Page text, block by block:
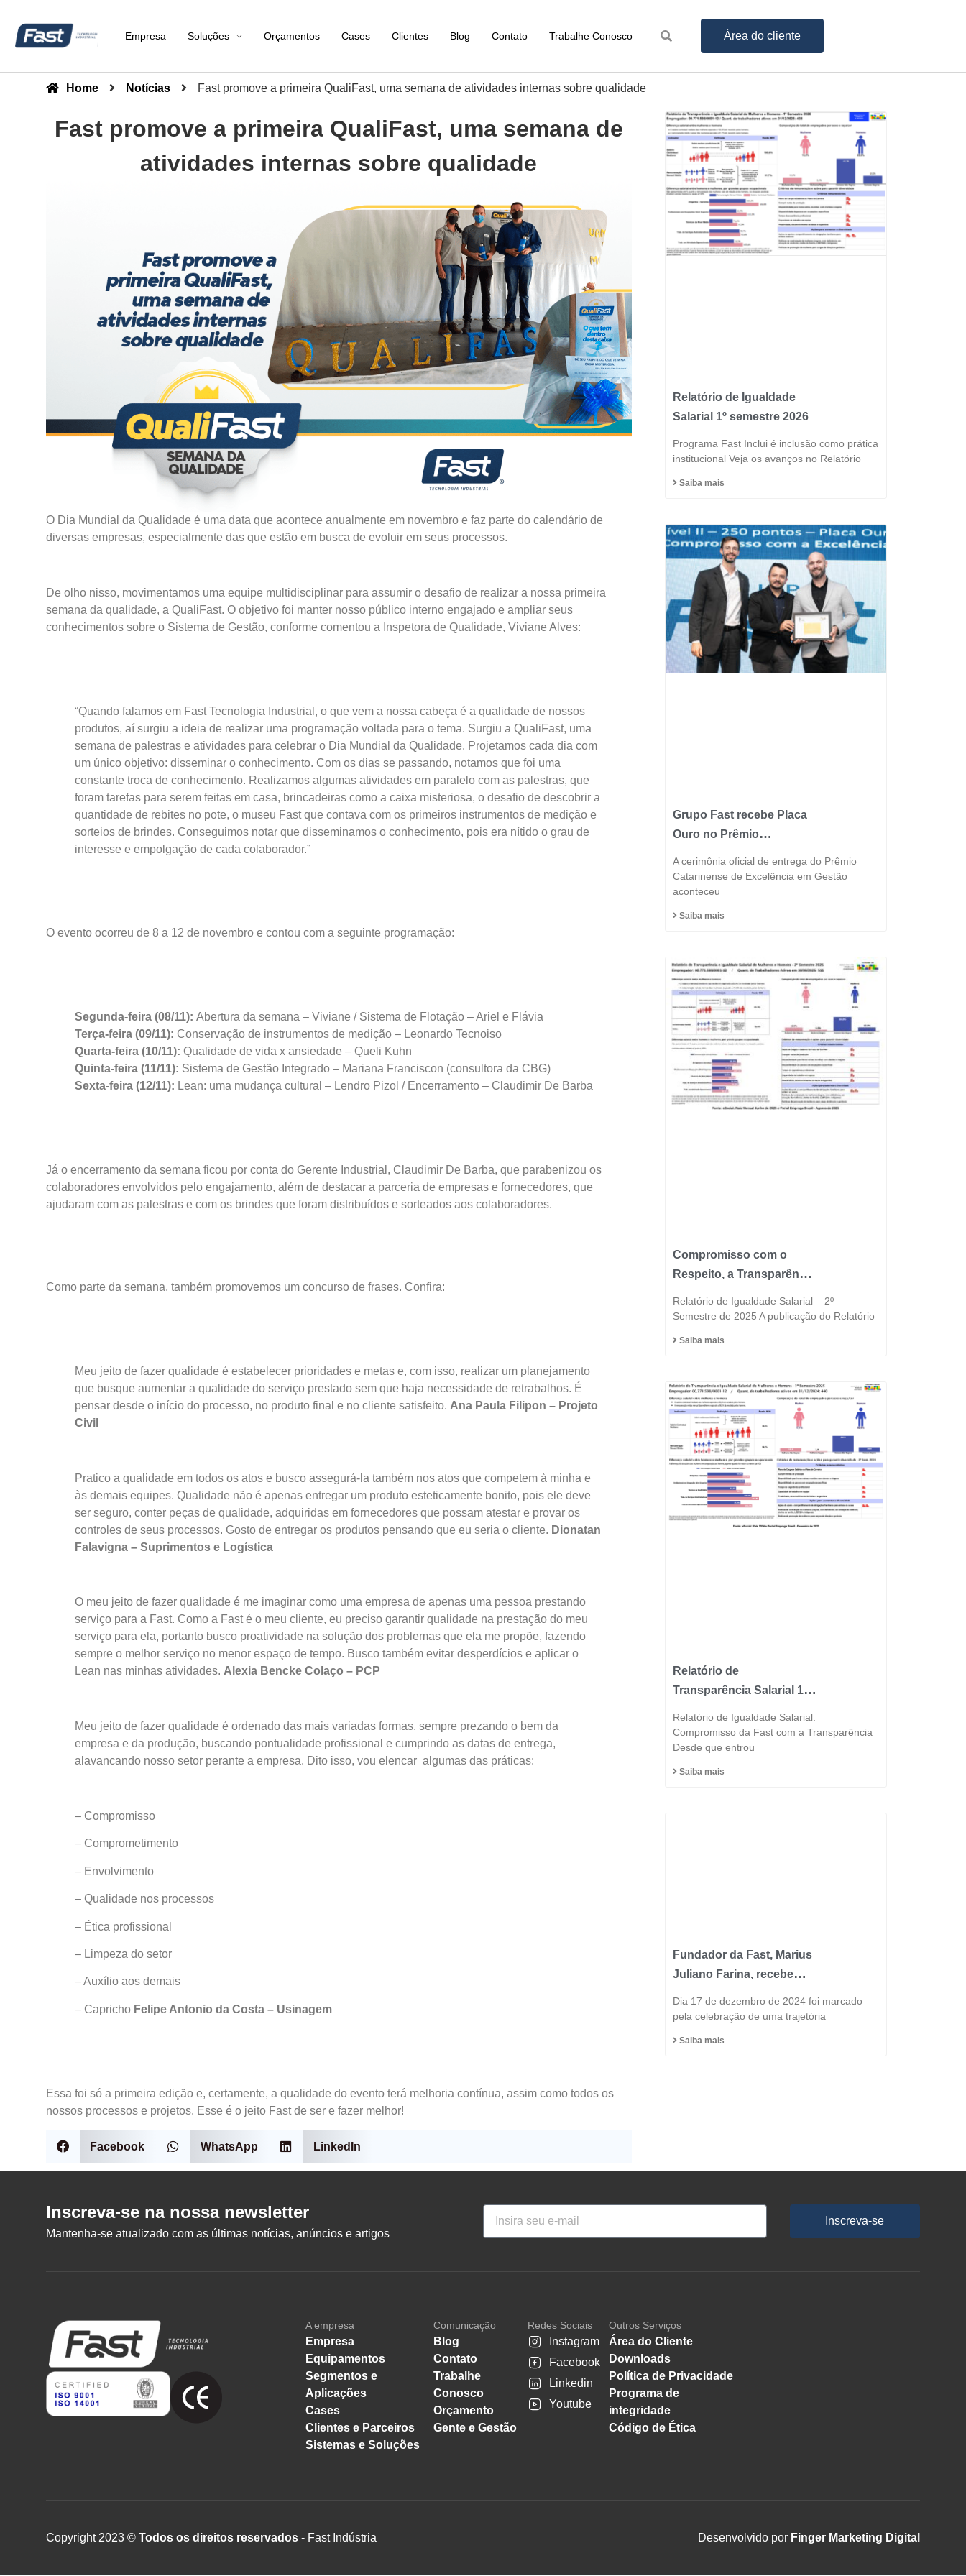
Empresa Soluções Orçamentos Cases Clientes Blog Contato Trabalhe Conosco Área do cliente
Home Notícias Fast promove a primeira QualiFast, uma semana de atividades internas sobre qualidade
Fast promove a primeira QualiFast, uma semana de
atividades internas sobre qualidade
O Dia Mundial da Qualidade é uma data que acontece anualmente em novembro e faz parte do calendário de
diversas empresas, especialmente das que estão em busca de evoluir em seus processos.
De olho nisso, movimentamos uma equipe multidisciplinar para assumir o desafio de realizar a nossa primeira
semana da qualidade, a QualiFast. O objetivo foi manter nosso público interno engajado e ampliar seus
conhecimentos sobre o Sistema de Gestão, conforme comentou a Inspetora de Qualidade, Viviane Alves:
“Quando falamos em Fast Tecnologia Industrial, o que vem a nossa cabeça é a qualidade de nossos
produtos, aí surgiu a ideia de realizar uma programação voltada para o tema. Surgiu a QualiFast, uma
semana de palestras e atividades para celebrar o Dia Mundial da Qualidade. Projetamos cada dia com
um único objetivo: disseminar o conhecimento. Com os dias se passando, notamos que foi uma
constante troca de conhecimento. Realizamos algumas atividades em paralelo com as palestras, que
foram tarefas para serem feitas em casa, brincadeiras como a caixa misteriosa, o desafio de descobrir a
quantidade de rebites no pote, o museu Fast que contava com os primeiros instrumentos de medição e
sorteios de brindes. Conseguimos notar que disseminamos o conhecimento, pois era nítido o grau de
interesse e empolgação de cada colaborador.”
O evento ocorreu de 8 a 12 de novembro e contou com a seguinte programação:
Segunda-feira (08/11): Abertura da semana – Viviane / Sistema de Flotação – Ariel e Flávia
Terça-feira (09/11): Conservação de instrumentos de medição – Leonardo Tecnoiso
Quarta-feira (10/11): Qualidade de vida x ansiedade – Queli Kuhn
Quinta-feira (11/11): Sistema de Gestão Integrado – Mariana Franciscon (consultora da CBG)
Sexta-feira (12/11): Lean: uma mudança cultural – Lendro Pizol / Encerramento – Claudimir De Barba
Já o encerramento da semana ficou por conta do Gerente Industrial, Claudimir De Barba, que parabenizou os
colaboradores envolvidos pelo engajamento, além de destacar a parceria de empresas e fornecedores, que
ajudaram com as palestras e com os brindes que foram distribuídos e sorteados aos colaboradores.
Como parte da semana, também promovemos um concurso de frases. Confira:
Meu jeito de fazer qualidade é estabelecer prioridades e metas e, com isso, realizar um planejamento
que busque aumentar a qualidade do serviço prestado sem que haja necessidade de retrabalhos. É
pensar desde o início do processo, no produto final e no cliente satisfeito. Ana Paula Filipon – Projeto
Civil
Pratico a qualidade em todos os atos e busco assegurá-la também nos atos que competem à minha e
às demais equipes. Qualidade não é apenas entregar um produto esteticamente bonito, pois ele deve
ser seguro, conter peças de qualidade, adquiridas em fornecedores que possam atestar e provar os
controles de seus processos. Gosto de entregar os produtos pensando que eu seria o cliente. Dionatan
Falavigna – Suprimentos e Logística
O meu jeito de fazer qualidade é me imaginar como uma empresa de apenas uma pessoa prestando
serviço para a Fast. Como a Fast é o meu cliente, eu preciso garantir qualidade na prestação do meu
serviço para ela, portanto busco proatividade na solução dos problemas que ela me propõe, fazendo
sempre o melhor serviço no menor espaço de tempo. Busco também evitar desperdícios e aplicar o
Lean nas minhas atividades. Alexia Bencke Colaço – PCP
Meu jeito de fazer qualidade é ordenado das mais variadas formas, sempre prezando o bem da
empresa e da produção, buscando pontualidade profissional e cumprindo as datas de entrega,
alavancando nosso setor perante a empresa. Dito isso, vou elencar algumas das práticas:
– Compromisso
– Comprometimento
– Envolvimento
– Qualidade nos processos
– Ética profissional
– Limpeza do setor
– Auxílio aos demais
– Capricho Felipe Antonio da Costa – Usinagem
Essa foi só a primeira edição e, certamente, a qualidade do evento terá melhoria contínua, assim como todos os
nossos processos e projetos. Esse é o jeito Fast de ser e fazer melhor!
Facebook WhatsApp LinkedIn
Relatório de Igualdade
Salarial 1º semestre 2026
Programa Fast Inclui é inclusão como prática
institucional Veja os avanços no Relatório
Saiba mais
Grupo Fast recebe Placa
Ouro no Prêmio
Excelência 2025 e
consolida posição entre
as indústrias mais
A cerimônia oficial de entrega do Prêmio
Catarinense de Excelência em Gestão
aconteceu
Saiba mais
Compromisso com o
Respeito, a Transparência
DNA do Grupo Fast
Relatório de Igualdade Salarial – 2º
Semestre de 2025 A publicação do Relatório
Saiba mais
Relatório de
Transparência Salarial 1º
Relatório de Igualdade Salarial:
Compromisso da Fast com a Transparência
Desde que entrou
Saiba mais
Fundador da Fast, Marius
Juliano Farina, recebe
Honorário do Município
Dia 17 de dezembro de 2024 foi marcado
pela celebração de uma trajetória
Saiba mais
Inscreva-se na nossa newsletter
Mantenha-se atualizado com as últimas notícias, anúncios e artigos
Inscreva-se
A empresa
Empresa
Equipamentos
Segmentos e
Aplicações
Cases
Clientes e Parceiros
Sistemas e Soluções
Comunicação
Blog
Contato
Trabalhe
Conosco
Orçamento
Gente e Gestão
Redes Sociais
Instagram
Facebook
Linkedin
Youtube
Outros Serviços
Área do Cliente
Downloads
Política de Privacidade
Programa de
integridade
Código de Ética
Copyright 2023 © Todos os direitos reservados - Fast Indústria Desenvolvido por Finger Marketing Digital